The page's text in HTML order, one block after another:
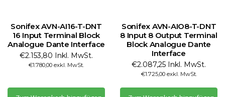
Sonifex AVN-AI16-T-DNT
16 Input Terminal Block
Analogue Dante Interface
€2.153,80 Inkl. MwSt.
€1.780,00 exkl. MwSt.
Sonifex AVN-AIO8-T-DNT
8 Input 8 Output Terminal
Block Analogue Dante
Interface
€2.087,25 Inkl. MwSt.
€1.725,00 exkl. MwSt.